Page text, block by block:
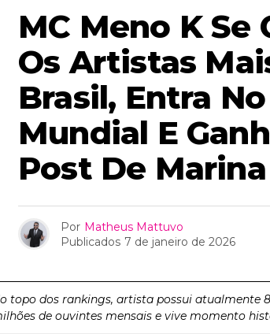
MC Meno K Se
Os Artistas
Brasil, Entra
Mundial E
Post De
Por Matheus Mattuvo
Publicados 7 de janeiro de 2026
topo dos rankings, artista possui atualmente
de ouvintes mensais e vive momento